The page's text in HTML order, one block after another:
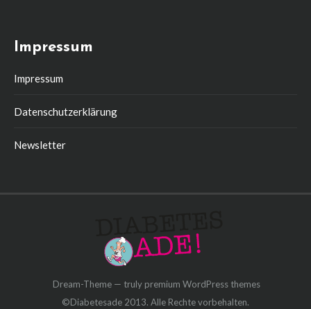
Impressum
Impressum
Datenschutzerklärung
Newsletter
Dream-Theme — truly premium WordPress themes
©Diabetesade 2013. Alle Rechte vorbehalten.